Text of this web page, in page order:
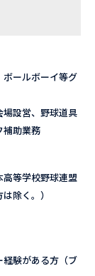
ボールボーイ等グ
場設営、野球道具
補助業務
高等学校野球連盟
除く。）
経験がある方（ブ